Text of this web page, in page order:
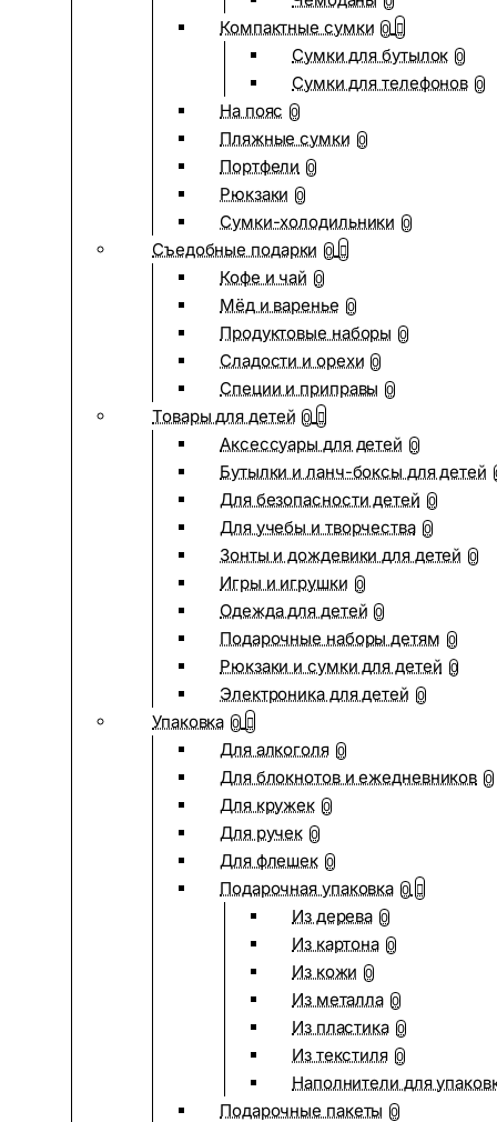
Компактные сумки 0
Сумки для бутылок 0
Сумки для телефонов 0
На пояс 0
Пляжные сумки 0
Портфели 0
Рюкзаки 0
Сумки-холодильники 0
Съедобные подарки 0
Кофе и чай 0
Мёд и варенье 0
Продуктовые наборы 0
Сладости и орехи 0
Специи и приправы 0
Товары для детей 0
Аксессуары для детей 0
Бутылки и ланч-боксы для детей
Для безопасности детей 0
Для учебы и творчества 0
Зонты и дождевики для детей 0
Игры и игрушки 0
Одежда для детей 0
Подарочные наборы детям 0
Рюкзаки и сумки для детей 0
Электроника для детей 0
Упаковка 0
Для алкоголя 0
Для блокнотов и ежедневников 0
Для кружек 0
Для ручек 0
Для флешек 0
Подарочная упаковка 0
Из дерева 0
Из картона 0
Из кожи 0
Из металла 0
Из пластика 0
Из текстиля 0
Наполнители для
Подарочные пакеты 0